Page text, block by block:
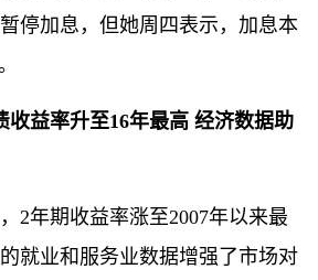
停加息，但她周四表示，加息本
收益率升至16年最高 经济数据助
2年期收益率涨至2007年以来最
就业和服务业数据增强了市场对